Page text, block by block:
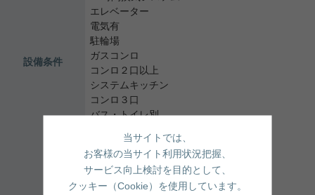
設備条件
エレベーター
電気有
駐輪場
ガスコンロ
コンロ２口以上
システムキッチン
コンロ３口
バス・トイレ別
浴室乾燥機
温水洗浄便座
洗面台
洗髪洗面化粧台
当サイトでは、
お客様の当サイト利用状況把握、
サービス向上検討を目的として、
クッキー（Cookie）を使用しています。